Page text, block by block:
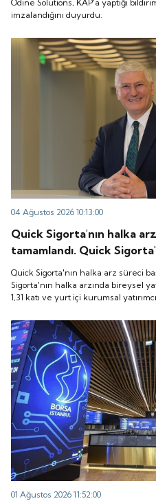
Odine Solutions, KAP'a yaptığı
imzalandığını duyurdu.
04 Ağustos 2026 10:13:00
Quick Sigorta'nın halka
tamamlandı. Quick
yatırımcılara ayrılan
içi kurumsal yatırımcılara
talep geldi. Quick Sigorta,
görmeye başlayacak.
Quick Sigorta'nın halka arz süreci
Sigorta'nın halka arzında bireysel
1,31 katı ve yurt içi kurumsal
koduyla Borsa İstanbul'da işlem
01 Ağustos 2026 11:52:00